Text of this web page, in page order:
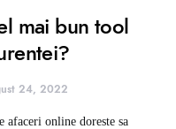
mai bun tool
24, 2022
afaceri online doreste sa